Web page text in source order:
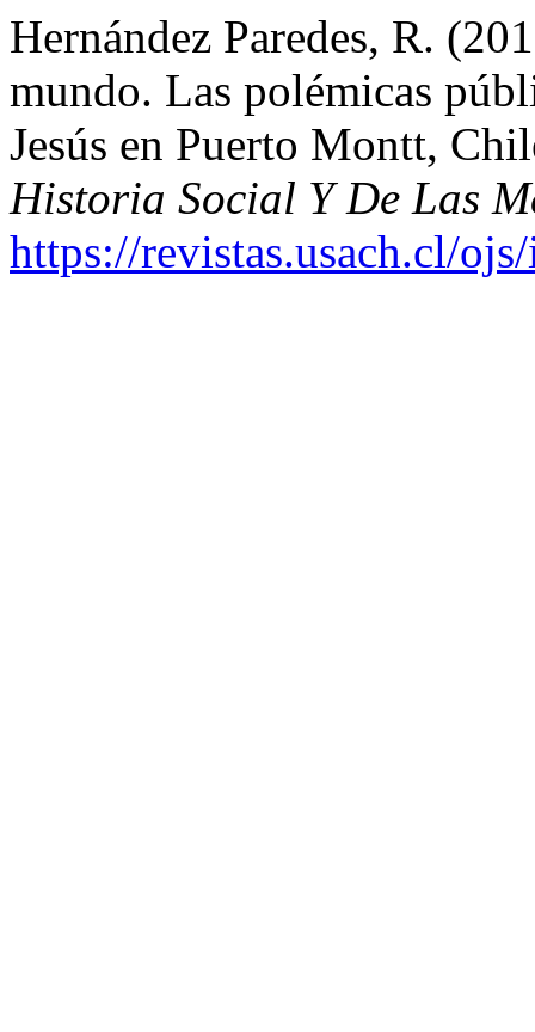
Hernández Paredes, R.
mundo. Las polémicas
Jesús en Puerto Montt,
Historia Social Y De Las
https://revistas.usach.cl/